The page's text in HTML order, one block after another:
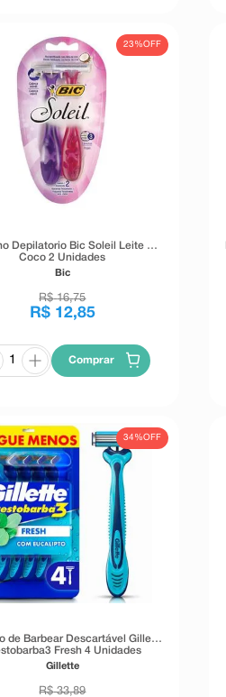
23%OFF
Depilatorio Bic Soleil Leite De
Coco 2 Unidades
Bic
R$ 16,75
R$ 12,85
Comprar
34%OFF
de Barbear Descartável Gillette
Fresh 4 Unidades
Gillette
R$ 33,89